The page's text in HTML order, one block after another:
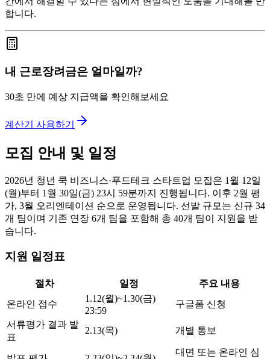
합니다.
내 근로장려금은 얼마일까?
30초 만에 예상 지급액을 확인해보세요
계산기 사용하기
모집 안내 및 일정
2026년 청년 쿡 비즈니스·푸드테크 스타트업 모집은 1월 12일
(월)부터 1월 30일(금) 23시 59분까지 진행됩니다. 이후 2월 평
가, 3월 오리엔테이션 순으로 운영됩니다. 선발 규모는 신규 34
개 팀이며 기존 연장 6개 팀을 포함해 총 40개 팀이 지원을 받
습니다.
지원 일정표
절차 일정
주요 내용
온라인 접수
1.12(월)~1.30(금)
23:59
구글폼 신청
서류평가 결과 발
표
2.13(목) 개별 통보
대면 또는 온라인 심